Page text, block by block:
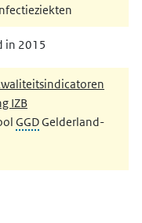
in 2015
IZB
GGDGelderland-